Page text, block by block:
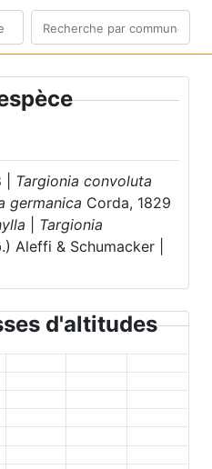
| Targionia convoluta
germanica Corda, 1829
Targionia
Aleffi & Schumacker |
d'altitudes